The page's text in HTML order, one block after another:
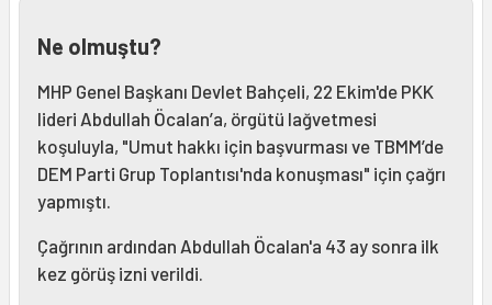
Ne olmuştu?
MHP Genel Başkanı Devlet Bahçeli, 22 Ekim'de PKK
lideri Abdullah Öcalan’a, örgütü lağvetmesi
koşuluyla, "Umut hakkı için başvurması ve TBMM’de
DEM Parti Grup Toplantısı'nda konuşması" için çağrı
yapmıştı.
Çağrının ardından Abdullah Öcalan'a 43 ay sonra ilk
kez görüş izni verildi.